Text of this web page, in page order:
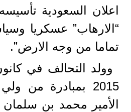
اعلان السعودية
“الارهاب” عسكريا
تماما من وجه الارض”.
وولد التحالف في
2015 بمبادرة من
الأمير محمد بن سلمان